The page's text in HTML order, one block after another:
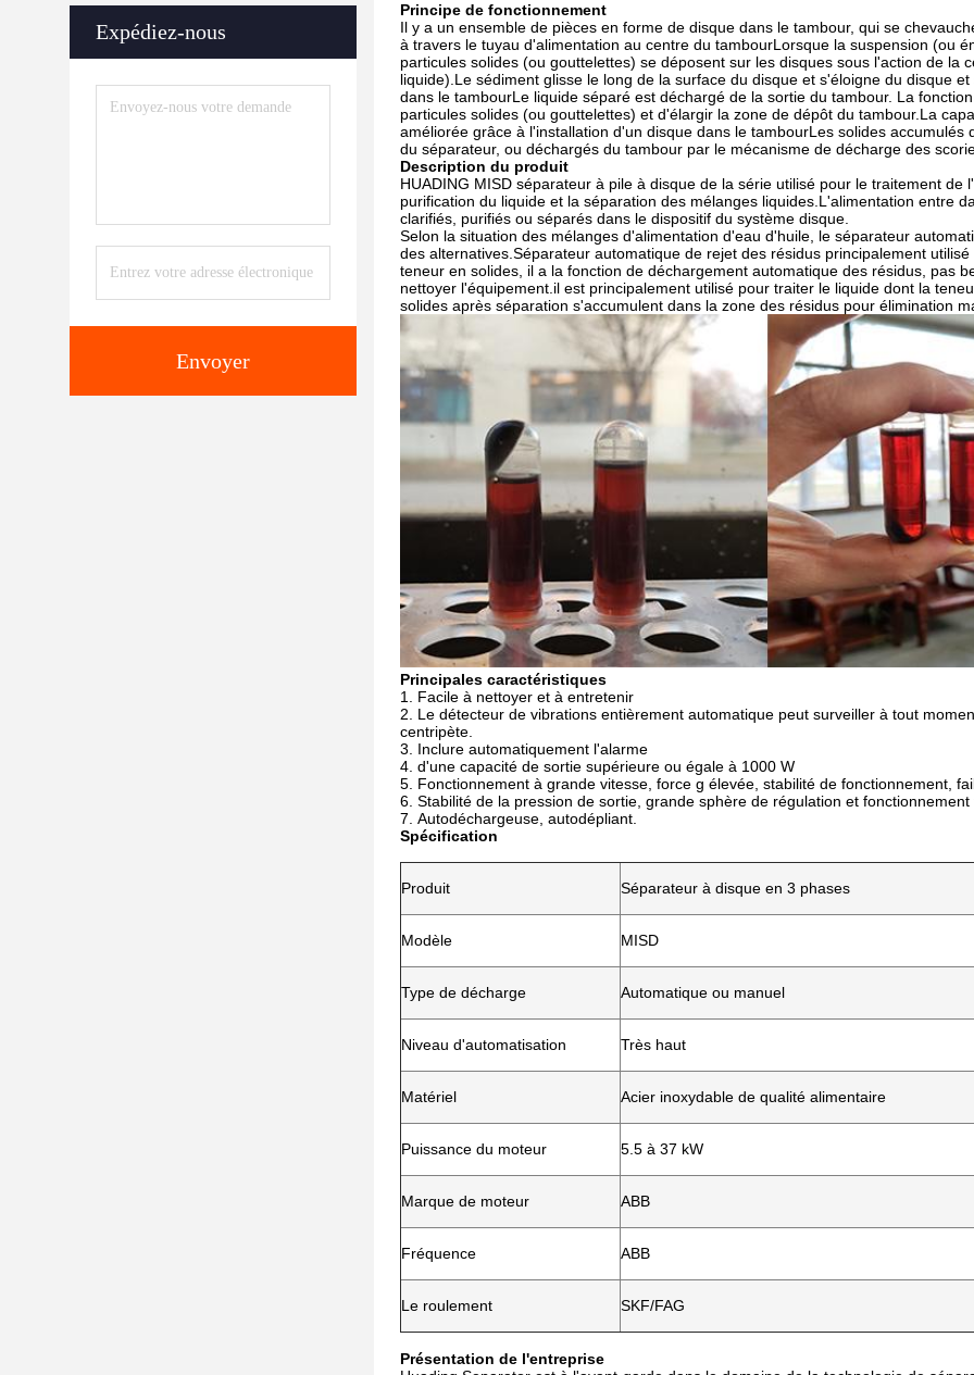
Expédiez-nous
Envoyer
Principe de fonctionnement
Il y a un ensemble de pièces en forme de disque dans le tambour, qui se
à travers le tuyau d'alimentation au centre du tambourLorsque la suspension (ou
particules solides (ou gouttelettes) se déposent sur les disques sous l'action de la
liquide).Le sédiment glisse le long de la surface du disque et s'éloigne du disque
dans le tambourLe liquide séparé est déchargé de la sortie du tambour. La
particules solides (ou gouttelettes) et d'élargir la zone de dépôt du tambour.La
améliorée grâce à l'installation d'un disque dans le tambourLes solides
du séparateur, ou déchargés du tambour par le mécanisme de décharge des
Description du produit
HUADING MISD séparateur à pile à disque de la série utilisé pour le traitement
purification du liquide et la séparation des mélanges liquides.L'alimentation entre
clarifiés, purifiés ou séparés dans le dispositif du système disque.
Selon la situation des mélanges d'alimentation d'eau d'huile, le séparateur
des alternatives.Séparateur automatique de rejet des résidus principalement
teneur en solides, il a la fonction de déchargement automatique des résidus, pas
nettoyer l'équipement.il est principalement utilisé pour traiter le liquide dont la
solides après séparation s'accumulent dans la zone des résidus pour élimination
Principales caractéristiques
Facile à nettoyer et à entretenir
Le détecteur de vibrations entièrement automatique peut surveiller à tout
centripète.
Inclure automatiquement l'alarme
d'une capacité de sortie supérieure ou égale à 1000 W
Fonctionnement à grande vitesse, force g élevée, stabilité de fonctionnement,
Stabilité de la pression de sortie, grande sphère de régulation et fonctionnement
Autodéchargeuse, autodépliant.
Spécification
Produit Séparateur à disque en 3 phases
Modèle MISD
Type de décharge Automatique ou manuel
Niveau d'automatisation Très haut
Matériel Acier inoxydable de qualité alimentaire
Puissance du moteur 5.5 à 37 kW
Marque de moteur ABB
Fréquence ABB
Le roulement SKF/FAG
Présentation de l'entreprise